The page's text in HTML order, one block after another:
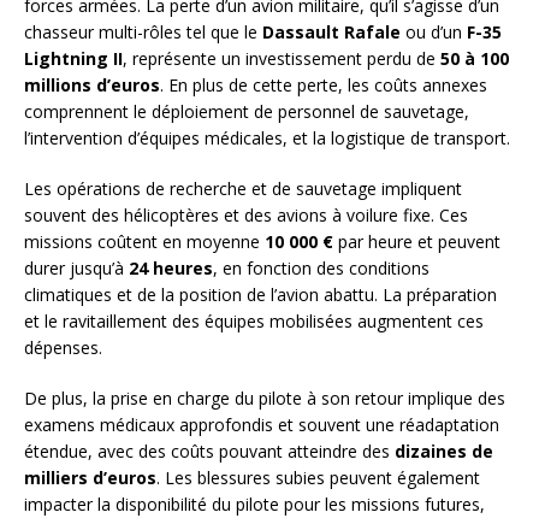
forces armées. La perte d’un avion militaire, qu’il s’agisse d’un
chasseur multi-rôles tel que le Dassault Rafale ou d’un F-35
Lightning II, représente un investissement perdu de 50 à 100
millions d’euros. En plus de cette perte, les coûts annexes
comprennent le déploiement de personnel de sauvetage,
l’intervention d’équipes médicales, et la logistique de transport.
Les opérations de recherche et de sauvetage impliquent
souvent des hélicoptères et des avions à voilure fixe. Ces
missions coûtent en moyenne 10 000 € par heure et peuvent
durer jusqu’à 24 heures, en fonction des conditions
climatiques et de la position de l’avion abattu. La préparation
et le ravitaillement des équipes mobilisées augmentent ces
dépenses.
De plus, la prise en charge du pilote à son retour implique des
examens médicaux approfondis et souvent une réadaptation
étendue, avec des coûts pouvant atteindre des dizaines de
milliers d’euros. Les blessures subies peuvent également
impacter la disponibilité du pilote pour les missions futures,